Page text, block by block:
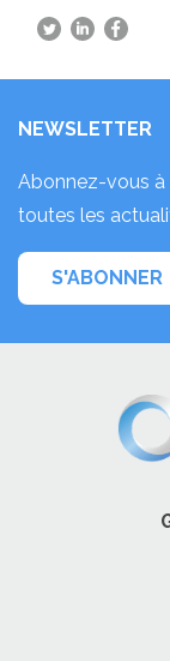
NEWSLETTER
Abonnez-vous
toutes les
S'ABONNER